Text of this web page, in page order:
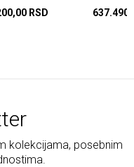
RSD
kolekcijama, posebnim